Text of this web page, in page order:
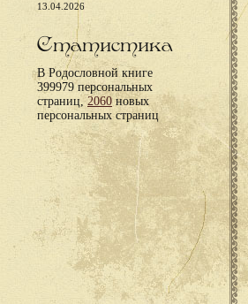
13.04.2026
Статистика
В Родословной книге
399979 персональных
страниц,2060 новых
персональных страниц